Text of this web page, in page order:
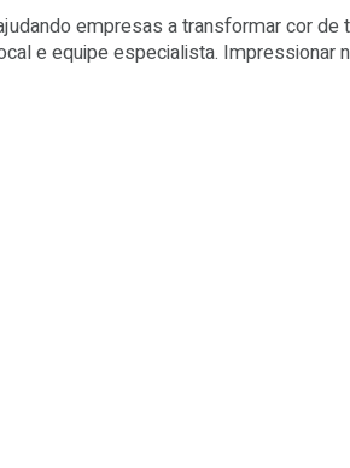
o arquivo. Use perfil CMYK
no editor, em vez de deixar
a cor for crítica, faça um teste
tela estava perfeito”. E a
anos ajudando empresas a
local e equipe especialista.